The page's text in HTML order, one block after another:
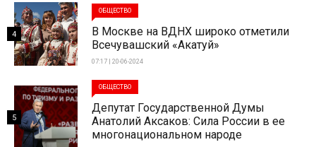
ОБЩЕСТВО
В Москве на ВДНХ широко отметили
Всечувашский «Акатуй»
07:17 | 20-06-2024
4
ОБЩЕСТВО
Депутат Государственной Думы
Анатолий Аксаков: Сила России в ее
многонациональном народе
5